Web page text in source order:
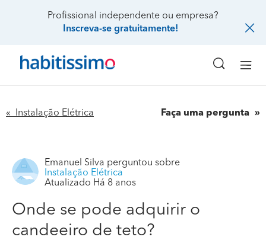
Profissional independente ou empresa?
Inscreva-se gratuitamente!
« Instalação Elétrica Faça uma pergunta
Emanuel Silva perguntou sobre
Instalação Elétrica
Atualizado Há 8 anos
Onde se pode adquirir o
candeeiro de teto?